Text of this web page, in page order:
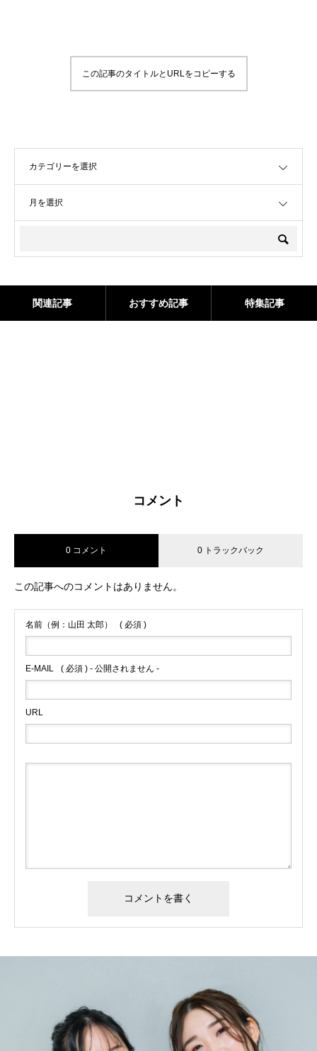
この記事のタイトルとURLをコピーする
関連記事 おすすめ記事 特集記事
コメント
0 コメント 0 トラックバック
この記事へのコメントはありません。
名前（例：山田 太郎） ( 必須 )
E-MAIL ( 必須 ) - 公開されません -
URL